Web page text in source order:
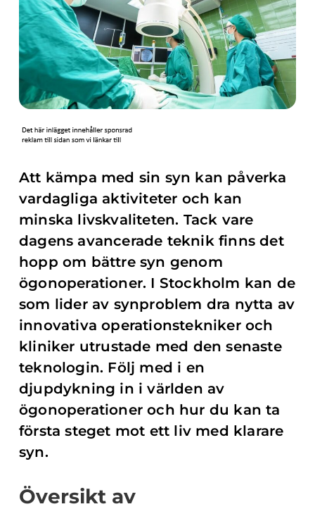
Att kämpa med sin syn kan påverka
vardagliga aktiviteter och kan
minska livskvaliteten. Tack vare
dagens avancerade teknik finns det
hopp om bättre syn genom
ögonoperationer. I Stockholm kan de
som lider av synproblem dra nytta av
innovativa operationstekniker och
kliniker utrustade med den senaste
teknologin. Följ med i en
djupdykning in i världen av
ögonoperationer och hur du kan ta
första steget mot ett liv med klarare
syn.
Översikt av